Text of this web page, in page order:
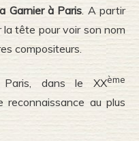
Garnier à Paris. A partir
la tête pour voir son nom
compositeurs.
dans le XXème
reconnaissance au plus